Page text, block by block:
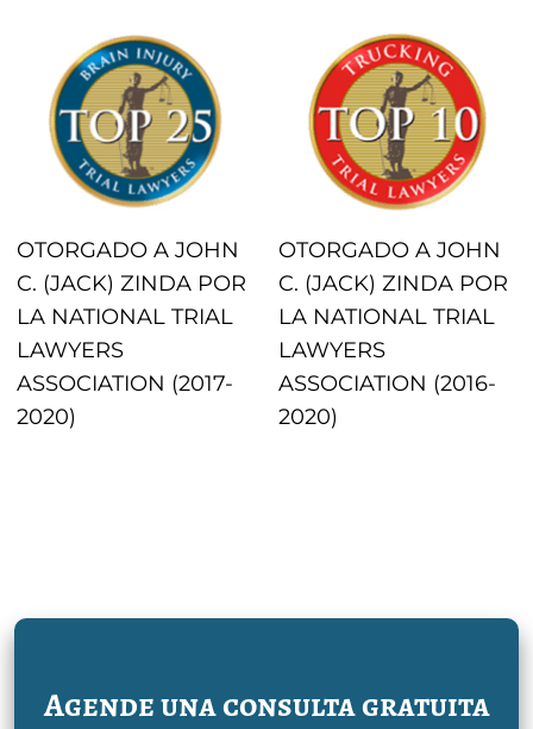
OTORGADO A JOHN
C. (JACK) ZINDA POR
LA NATIONAL TRIAL
LAWYERS
ASSOCIATION (2017-
2020)
OTORGADO A JOHN
C. (JACK) ZINDA POR
LA NATIONAL TRIAL
LAWYERS
ASSOCIATION (2016-
2020)
Agende una consulta gratuita